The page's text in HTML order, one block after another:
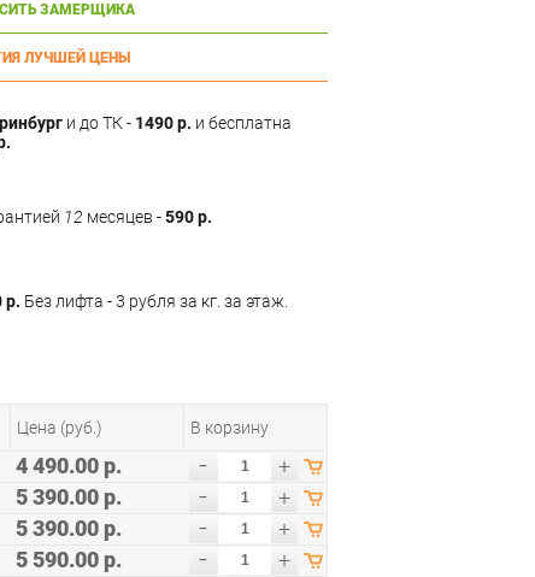
ЗАМЕРЩИКА
ЛУЧШЕЙ ЦЕНЫ
и до ТК - 1490 р. и бесплатна
12 месяцев -590 р.
р. Без лифта - 3 рубля за кг. за этаж.
Цена (руб.) В корзину
4 490.00 р. - +
5 390.00 р. - +
5 390.00 р. - +
5 590.00 р. - +